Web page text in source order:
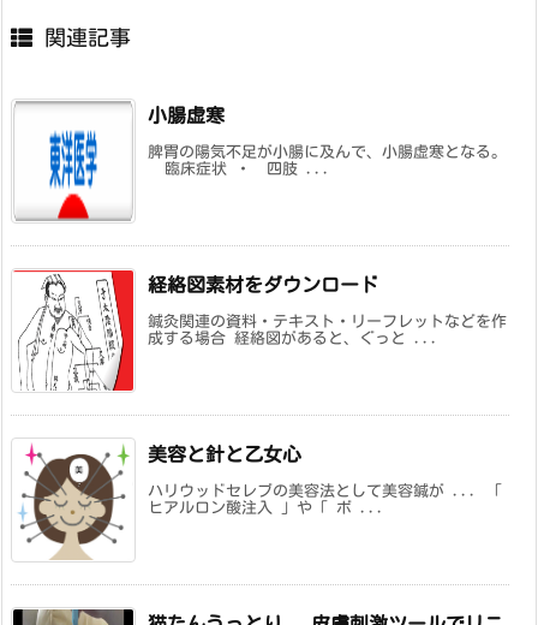
関連記事
小腸虚寒
脾胃の陽気不足が小腸に及んで、小腸虚寒となる。
臨床症状 ・ 四肢 ...
経絡図素材をダウンロード
鍼灸関連の資料・テキスト・リーフレットなどを作
成する場合 経絡図があると、ぐっと ...
美容と針と乙女心
ハリウッドセレブの美容法として美容鍼が ... 「
ヒアルロン酸注入 」や「 ボ ...